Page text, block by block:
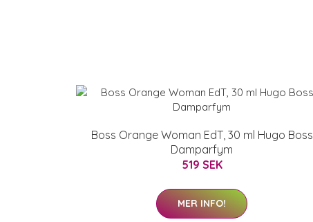
Boss Orange Woman EdT, 30 ml Hugo Boss
Damparfym
519 SEK
MER INFO!